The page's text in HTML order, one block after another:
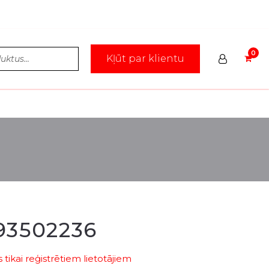
Kļūt par klientu
tikai reģistrētiem lietotājiem